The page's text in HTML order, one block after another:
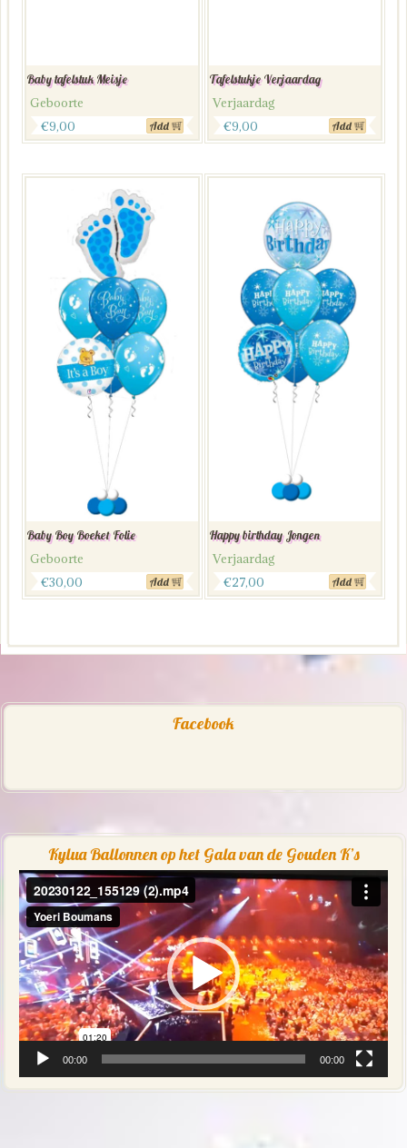
Baby tafelstuk Meisje
Geboorte
€9,00 Add
Tafelstukje Verjaardag
Verjaardag
€9,00 Add
Baby Boy Boeket Folie
Geboorte
€30,00 Add
Happy birthday Jongen
Verjaardag
€27,00 Add
Facebook
Kylua Ballonnen op het Gala van de Gouden K’s
Videospeler
00:00 00:00